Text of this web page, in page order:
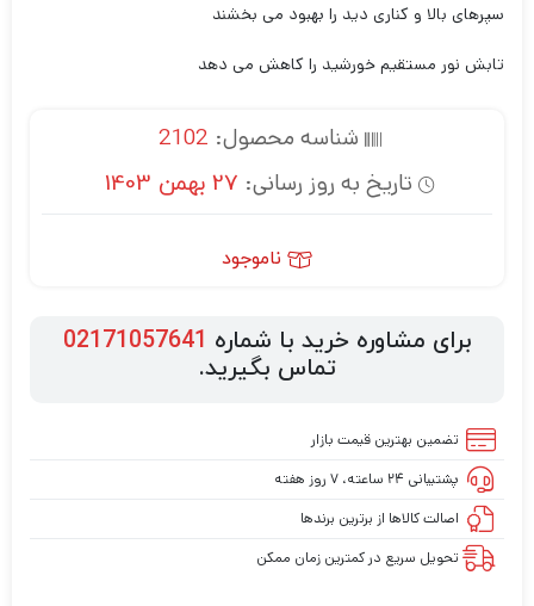
سپرهای بالا و کناری دید را بهبود می بخشند
تابش نور مستقیم خورشید را کاهش می دهد
شناسه محصول: 2102
تاریخ به روز رسانی: 27 بهمن 1403
ناموجود
برای مشاوره خرید با شماره 02171057641
تماس بگیرید.
تضمین بهترین قیمت بازار
پشتیبانی ۲۴ ساعته، ۷ روز هفته
اصالت کالاها از برترین برندها
تحویل سریع در کمترین زمان ممکن